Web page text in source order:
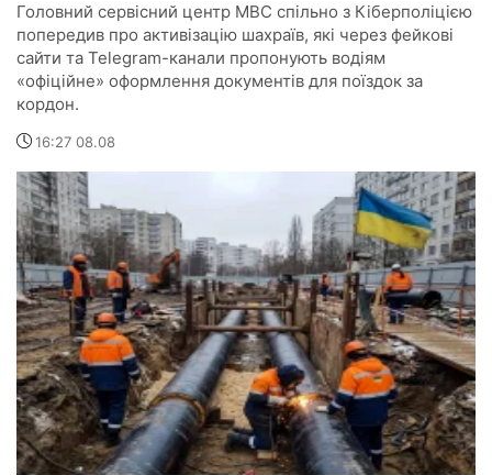
Головний сервісний центр МВС спільно з Кіберполіцією
попередив про активізацію шахраїв, які через фейкові
сайти та Telegram-канали пропонують водіям
«офіційне» оформлення документів для поїздок за
кордон.
16:27 08.08